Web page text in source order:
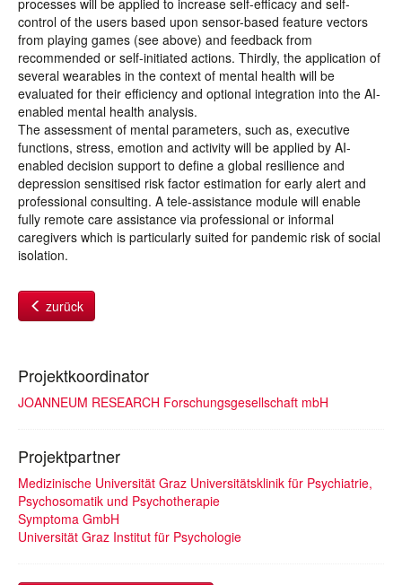
processes will be applied to increase self-efficacy and self-
control of the users based upon sensor-based feature vectors
from playing games (see above) and feedback from
recommended or self-initiated actions. Thirdly, the application of
several wearables in the context of mental health will be
evaluated for their efficiency and optional integration into the AI-
enabled mental health analysis.
The assessment of mental parameters, such as, executive
functions, stress, emotion and activity will be applied by AI-
enabled decision support to define a global resilience and
depression sensitised risk factor estimation for early alert and
professional consulting. A tele-assistance module will enable
fully remote care assistance via professional or informal
caregivers which is particularly suited for pandemic risk of social
isolation.
zurück
Projektkoordinator
JOANNEUM RESEARCH Forschungsgesellschaft mbH
Projektpartner
Medizinische Universität Graz Universitätsklinik für Psychiatrie,
Psychosomatik und Psychotherapie
Symptoma GmbH
Universität Graz Institut für Psychologie